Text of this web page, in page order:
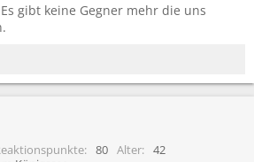
gibt keine Gegner mehr die uns
80 Alter
42